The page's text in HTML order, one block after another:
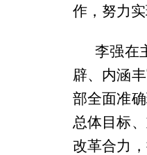
作，努力
李强在
辟、内涵
部全面准
总体目标
改革合力